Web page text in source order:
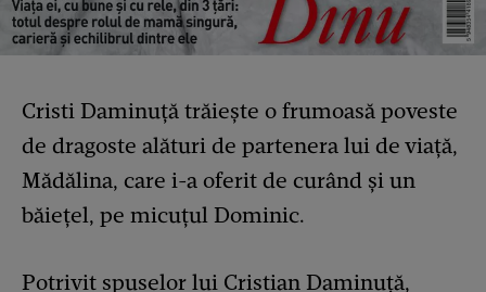
Cristi Daminuță trăiește o frumoasă poveste
de dragoste alături de partenera lui de viață,
Mădălina, care i-a oferit de curând și un
băiețel, pe micuțul Dominic.
Potrivit spuselor lui Cristian Daminuță,